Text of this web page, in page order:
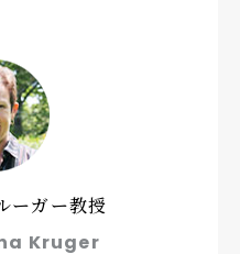
ーガー教授
Kruger